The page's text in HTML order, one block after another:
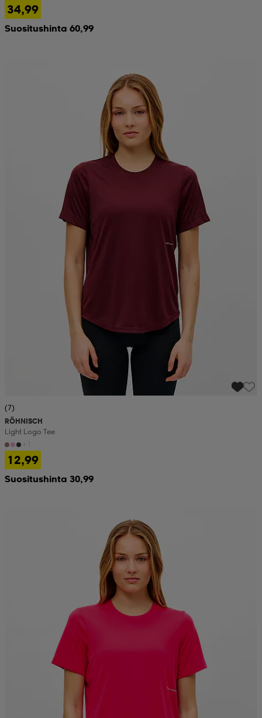
34,99
Suositushinta 60,99
(7)
RÖHNISCH
Light Logo Tee
12,99
Suositushinta 30,99